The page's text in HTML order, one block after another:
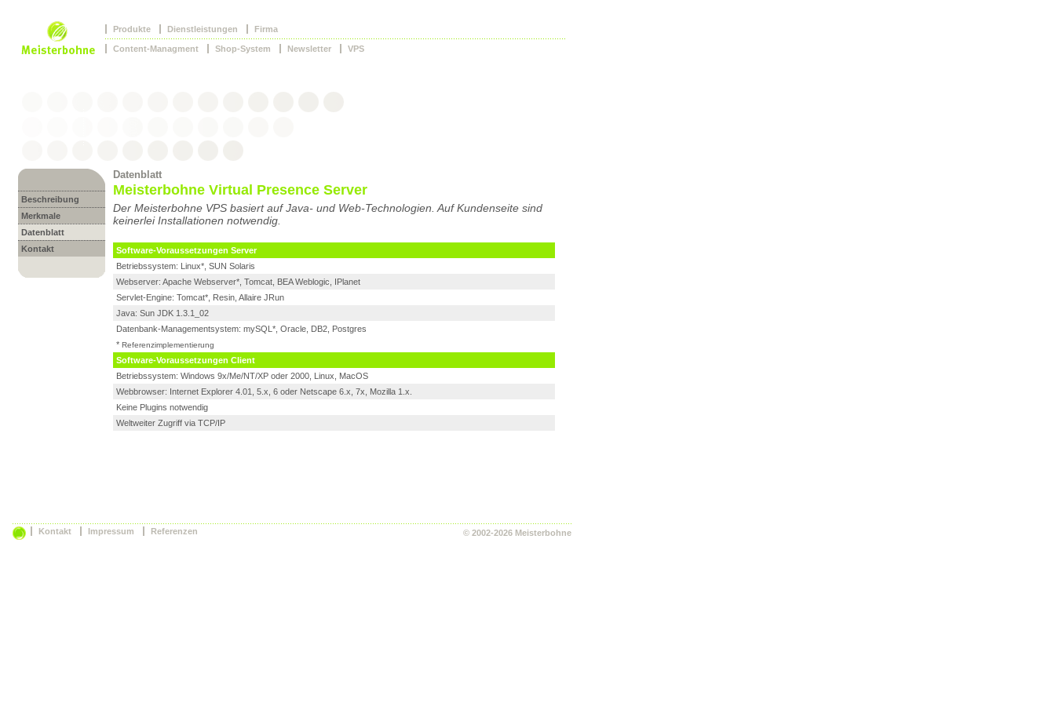
Produkte Dienstleistungen Firma
Content-Managment Shop-System Newsletter VPS
Beschreibung
Merkmale
Datenblatt
Kontakt
Datenblatt
Meisterbohne Virtual Presence Server
Der Meisterbohne VPS basiert auf Java- und Web-Technologien. Auf Kundenseite sind
keinerlei Installationen notwendig.
Software-Voraussetzungen Server
Betriebssystem: Linux*, SUN Solaris
Webserver: Apache Webserver*, Tomcat, BEA Weblogic, IPlanet
Servlet-Engine: Tomcat*, Resin, Allaire JRun
Java: Sun JDK 1.3.1_02
Datenbank-Managementsystem: mySQL*, Oracle, DB2, Postgres
* Referenzimplementierung
Software-Voraussetzungen Client
Betriebssystem: Windows 9x/Me/NT/XP oder 2000, Linux, MacOS
Webbrowser: Internet Explorer 4.01, 5.x, 6 oder Netscape 6.x, 7x, Mozilla 1.x.
Keine Plugins notwendig
Weltweiter Zugriff via TCP/IP
Kontakt Impressum Referenzen © 2002-2026 Meisterbohne